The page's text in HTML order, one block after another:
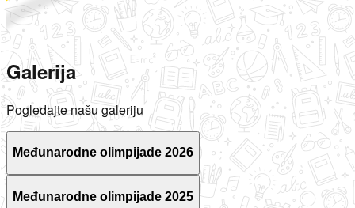
Galerija
Pogledajte našu galeriju
Međunarodne olimpijade 2026
Međunarodne olimpijade 2025